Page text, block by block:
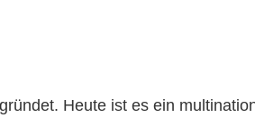
Heute ist es ein